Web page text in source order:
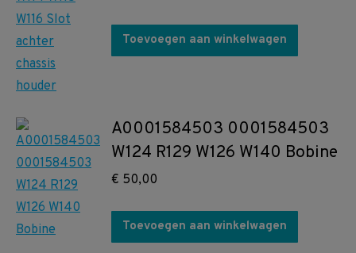
Toevoegen aan winkelwagen
A0001584503 0001584503
W124 R129 W126 W140 Bobine
€ 50,00
Toevoegen aan winkelwagen